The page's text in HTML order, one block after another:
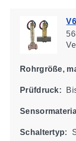
Rohrgröße,
Prüfdruck:
Schaltertyp: